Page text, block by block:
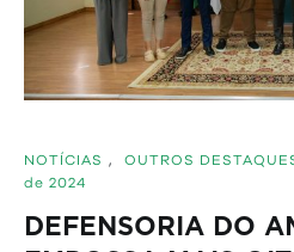
NOTÍCIAS , OUTROS
de 2024
DEFENSORIA DO